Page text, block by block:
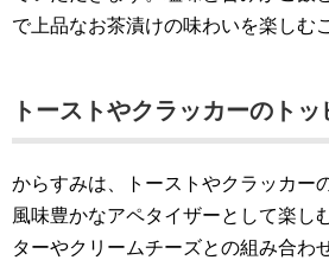
で上品なお茶漬けの味わいを楽しむ
トーストやクラッカーのトッ
からすみは、トーストやクラッカー
風味豊かなアペタイザーとして楽し
ターやクリームチーズとの組み合わ